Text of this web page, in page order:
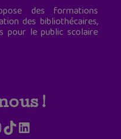
des formations
des bibliothécaires,
pour le public scolaire
!
TikTokLinkedIn